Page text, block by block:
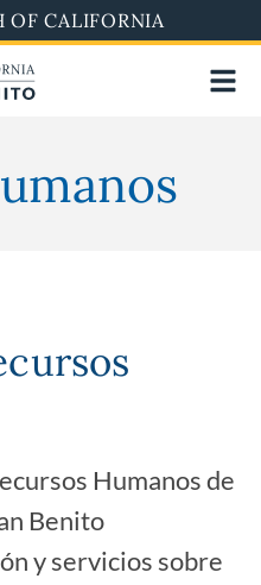
OF CALIFORNIA
Humanos de
Benito
y servicios sobre